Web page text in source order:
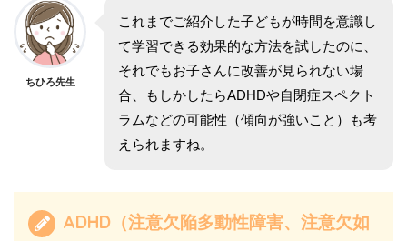
ちひろ先生
これまでご紹介した子どもが時間を意識し
て学習できる効果的な方法を試したのに、
それでもお子さんに改善が見られない場
合、もしかしたらADHDや自閉症スペクト
ラムなどの可能性（傾向が強いこと）も考
えられますね。
ADHD（注意欠陥多動性障害、注意欠如